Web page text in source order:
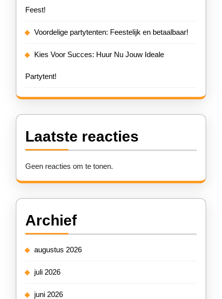
Feest!
Voordelige partytenten: Feestelijk en betaalbaar!
Kies Voor Succes: Huur Nu Jouw Ideale
Partytent!
Laatste reacties
Geen reacties om te tonen.
Archief
augustus 2026
juli 2026
juni 2026